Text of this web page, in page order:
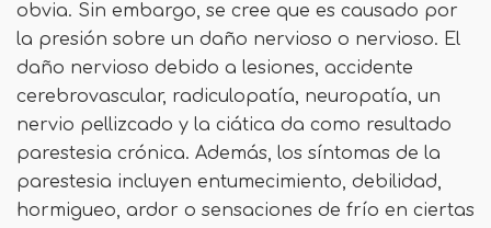
obvia. Sin embargo, se cree que es causado por
la presión sobre un daño nervioso o nervioso. El
daño nervioso debido a lesiones, accidente
cerebrovascular, radiculopatía, neuropatía, un
nervio pellizcado y la ciática da como resultado
parestesia crónica. Además, los síntomas de la
parestesia incluyen entumecimiento, debilidad,
hormigueo, ardor o sensaciones de frío en ciertas